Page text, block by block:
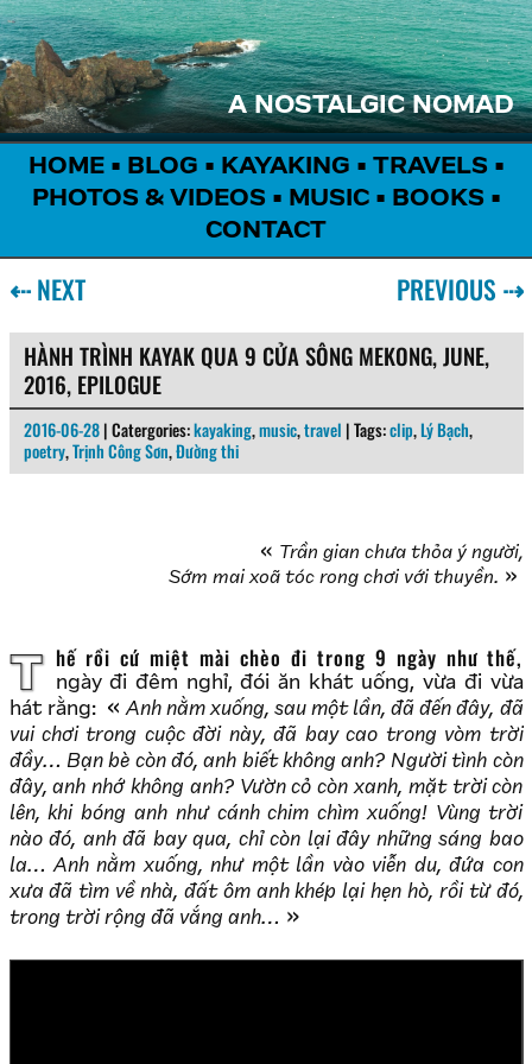
A NOSTALGIC NOMAD
HOME• BLOG • KAYAKING • TRAVELS •
PHOTOS & VIDEOS • MUSIC• BOOKS •
CONTACT
PREVIOUS ⇢
⇠NEXT
HÀNH TRÌNH KAYAK QUA 9 CỬA SÔNG MEKONG, JUNE,
2016, EPILOGUE
2016-06-28| Catergories:kayaking,music,travel | Tags:clip,Lý Bạch,
poetry,Trịnh Công Sơn,Đường thi
Trần gian chưa thỏa ý người,
Sớm mai xoã tóc rong chơi với thuyền.
Thế rồi cứ miệt mài chèo đi trong 9 ngày như thế,
ngày đi đêm nghỉ, đói ăn khát uống, vừa đi vừa
hát rằng:
Anh nằm xuống, sau một lần, đã đến đây, đã
vui chơi trong cuộc đời này, đã bay cao trong vòm trời
đầy… Bạn bè còn đó, anh biết không anh? Người tình còn
đây, anh nhớ không anh? Vườn cỏ còn xanh, mặt trời còn
lên, khi bóng anh như cánh chim chìm xuống! Vùng trời
nào đó, anh đã bay qua, chỉ còn lại đây những sáng bao
la… Anh nằm xuống, như một lần vào viễn du, đứa con
xưa đã tìm về nhà, đất ôm anh khép lại hẹn hò, rồi từ đó,
trong trời rộng đã vắng anh…